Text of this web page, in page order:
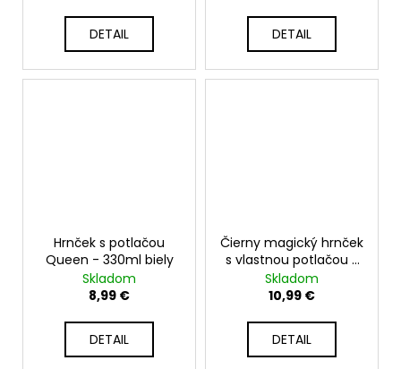
DETAIL DETAIL
Hrnček s potlačou
Queen - 330ml biely
Skladom
8,99 €
DETAIL
Čierny magický hrnček
s vlastnou potlačou -
lesklý 330 ml
Skladom
10,99 €
DETAIL